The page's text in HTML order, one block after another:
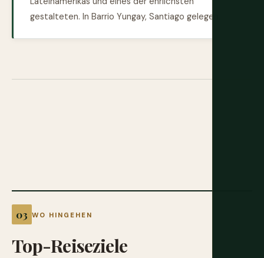
gestalteten. In Barrio Yungay, Santiago gelegen.
WO HINGEHEN
Top-Reiseziele